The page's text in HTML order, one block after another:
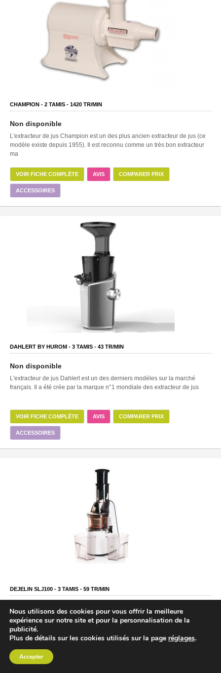
CHAMPION - 2 TAMIS - 1420 TR/MIN
Non disponible
L'extracteur de jus Champion est un des plus ancien extracteur de jus (ce
modèle existe depuis 1955). Il est reconnu comme un très bon extracteur
ma
VOIR FICHE COMPLÈTE AVIS COMPARER PRIX
ACCESSOIRES
DAHLERT BY HUROM - 3 TAMIS - 43 TR/MIN
Non disponible
L'extracteur de jus Dahlert est un des derniers modèles sur la marché
français. Il a été crée par la marque n°1 mondiale des extracteur de jus
VOIR FICHE COMPLÈTE AVIS COMPARER PRIX
ACCESSOIRES
DEJELIN SLJ100 - 3 TAMIS - 59 TR/MIN
Non disponible
Extracteur de jus de marque Dejelin avec une large ouverture de 7,5 cm et
tournant à 60 tours par minute. Ce modèle est très similaires à l'ext
VOIR FICHE COMPLÈTE
Nous utilisons des cookies pour vous offrir la meilleure
expérience sur notre site et pour la personnalisation de la
publicité.
Plus de détails sur les cookies utilisés sur la page réglages.
Accepter